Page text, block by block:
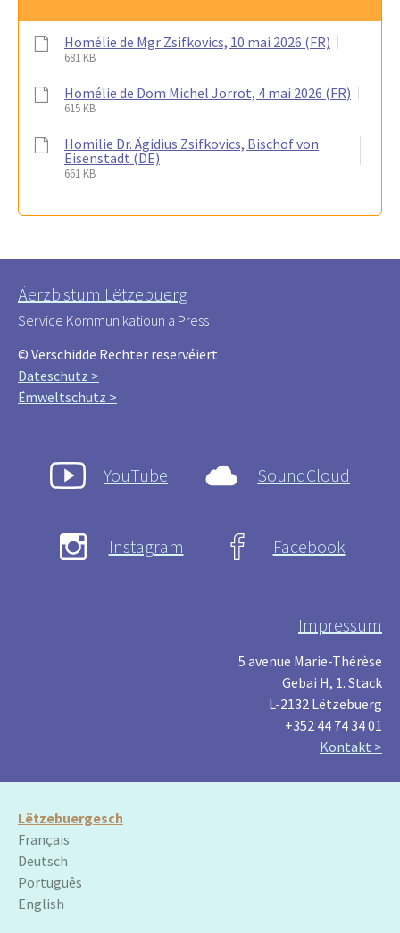
Homélie de Mgr Zsifkovics, 10 mai 2026 (FR)
681 KB
Homélie de Dom Michel Jorrot, 4 mai 2026 (FR)
615 KB
Homilie Dr. Ägidius Zsifkovics, Bischof von
Eisenstadt (DE)
661 KB
Äerzbistum Lëtzebuerg
Service Kommunikatioun a Press
© Verschidde Rechter reservéiert
Dateschutz >
Ëmweltschutz >
YouTube SoundCloud
Instagram Facebook
Impressum
5 avenue Marie-Thérèse
Gebai H, 1. Stack
L-2132 Lëtzebuerg
+352 44 74 34 01
Kontakt >
Lëtzebuergesch
Français
Deutsch
Português
English